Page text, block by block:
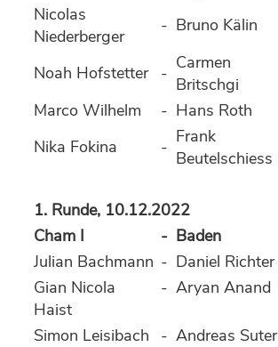
Nicolas
Niederberger
- Bruno Kälin
Noah Hofstetter - Carmen
Britschgi
Marco Wilhelm
- Hans Roth
Nika Fokina
- Frank
Beutelschiess
1. Runde, 10.12.2022
Cham I
- Baden
Julian Bachmann - Daniel Richter
Gian Nicola
Haist
- Aryan Anand
Simon Leisibach - Andreas Suter